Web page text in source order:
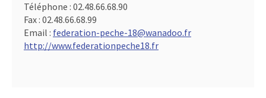
Téléphone : 02.48.66.68.90
Fax : 02.48.66.68.99
Email : federation-peche-18@wanadoo.fr
http://www.federationpeche18.fr